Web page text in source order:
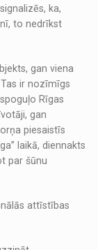
ka,
to nedrīkst
gan viena
ir nozīmīgs
Rīgas
gan
piesaistīs
laikā, diennakts
par šūnu
attīstības